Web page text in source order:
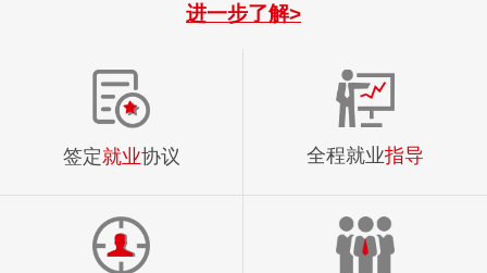
进一步了解>
签定就业协议 全程就业指导